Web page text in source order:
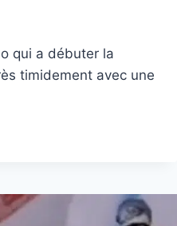
qui a débuter la
timidement avec une